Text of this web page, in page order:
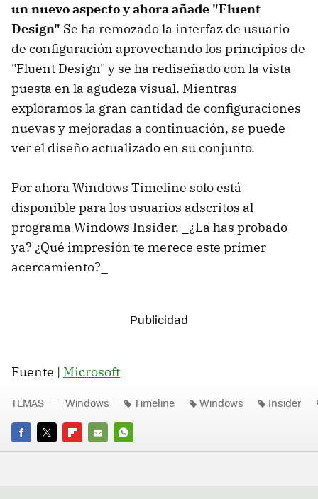
un nuevo aspecto y ahora añade "Fluent
Design" Se ha remozado la interfaz de usuario
de configuración aprovechando los principios de
"Fluent Design" y se ha rediseñado con la vista
puesta en la agudeza visual. Mientras
exploramos la gran cantidad de configuraciones
nuevas y mejoradas a continuación, se puede
ver el diseño actualizado en su conjunto.
Por ahora Windows Timeline solo está
disponible para los usuarios adscritos al
programa Windows Insider. _¿La has probado
ya? ¿Qué impresión te merece este primer
acercamiento?_
Fuente | Microsoft
FACEBOOK
TWITTERFLIPBOARD
E-
WHATSAPP
TEMAS Windows Timeline Windows Insider